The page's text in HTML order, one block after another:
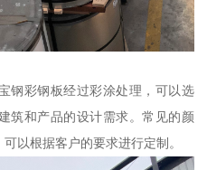
钢彩钢板经过彩涂处理，可以选
筑和产品的设计需求。常见的颜
以根据客户的要求进行定制。